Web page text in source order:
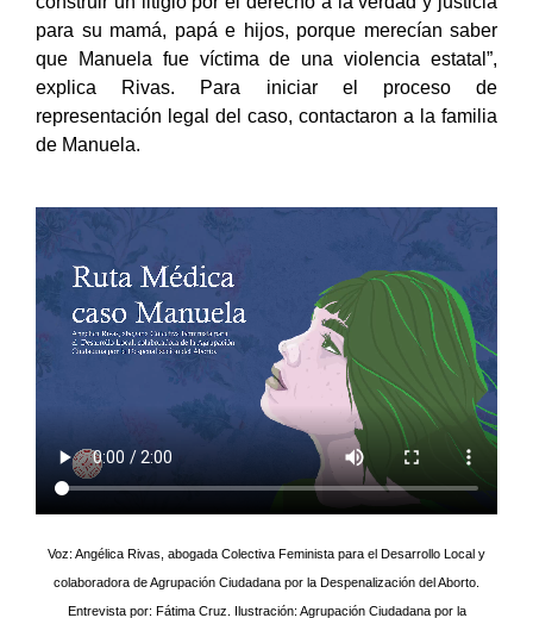
construir un litigio por el derecho a la verdad y justicia
para su mamá, papá e hijos, porque merecían saber
que Manuela fue víctima de una violencia estatal”,
explica Rivas. Para iniciar el proceso de
representación legal del caso, contactaron a la familia